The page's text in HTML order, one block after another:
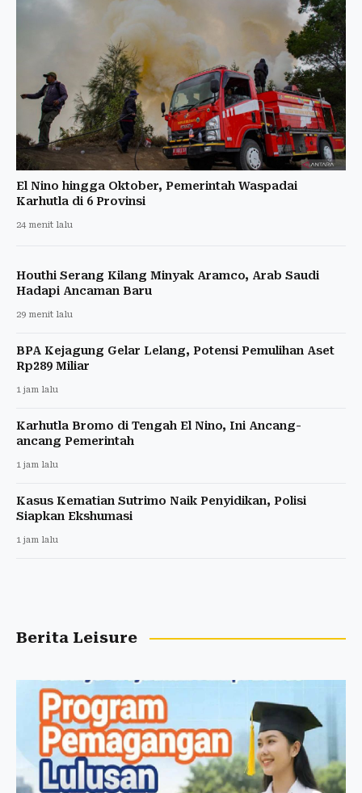
El Nino hingga Oktober, Pemerintah Waspadai
Karhutla di 6 Provinsi
24 menit lalu
Houthi Serang Kilang Minyak Aramco, Arab Saudi
Hadapi Ancaman Baru
29 menit lalu
BPA Kejagung Gelar Lelang, Potensi Pemulihan Aset
Rp289 Miliar
1 jam lalu
Karhutla Bromo di Tengah El Nino, Ini Ancang-
ancang Pemerintah
1 jam lalu
Kasus Kematian Sutrimo Naik Penyidikan, Polisi
Siapkan Ekshumasi
1 jam lalu
Berita Leisure